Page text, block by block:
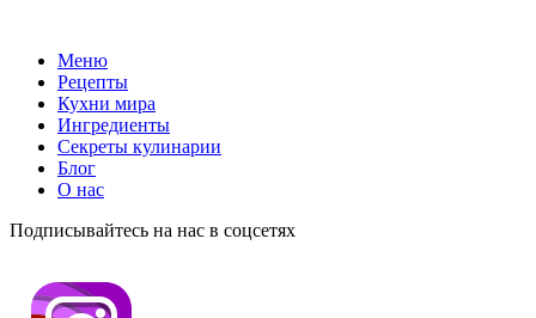
Меню
Рецепты
Кухни мира
Ингредиенты
Секреты кулинарии
Блог
О нас
Подписывайтесь на нас в соцсетях